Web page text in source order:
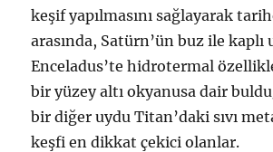
keşif yapılmasını sağlayarak
arasında, Satürn’ün buz ile kaplı
Enceladus’te hidrotermal
bir yüzey altı okyanusa dair
bir diğer uydu Titan’daki sıvı
keşfi en dikkat çekici olanlar.